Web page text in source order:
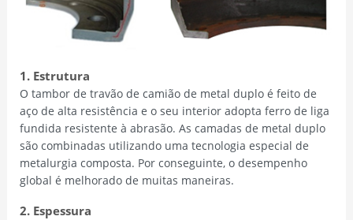
1. Estrutura
O tambor de travão de camião de metal duplo é feito de
aço de alta resistência e o seu interior adopta ferro de liga
fundida resistente à abrasão. As camadas de metal duplo
são combinadas utilizando uma tecnologia especial de
metalurgia composta. Por conseguinte, o desempenho
global é melhorado de muitas maneiras.
2. Espessura